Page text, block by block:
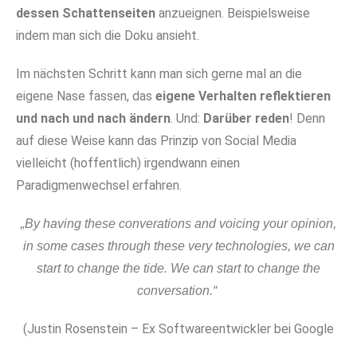
dessen Schattenseiten anzueignen. Beispielsweise
indem man sich die Doku ansieht.
Im nächsten Schritt kann man sich gerne mal an die
eigene Nase fassen, das eigene Verhalten reflektieren
und nach und nach ändern. Und: Darüber reden! Denn
auf diese Weise kann das Prinzip von Social Media
vielleicht (hoffentlich) irgendwann einen
Paradigmenwechsel erfahren.
„By having these converations and voicing your opinion,
in some cases through these very technologies, we can
start to change the tide. We can start to change the
conversation.“
(Justin Rosenstein – Ex Softwareentwickler bei Google